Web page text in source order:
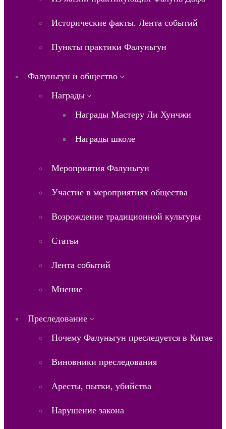
Исторические факты. Лента событий
Пункты практики Фалуньгун
Фалуньгун и общество
Награды
Награды Мастеру Ли Хунчжи
Награды школе
Мероприятия Фалуньгун
Участие в мероприятиях общества
Возрождение традиционной культуры
Статьи
Лента событий
Мнение
Преследование
Почему Фалуньгун преследуется в Китае
Виновники преследования
Аресты, пытки, убийства
Нарушение закона